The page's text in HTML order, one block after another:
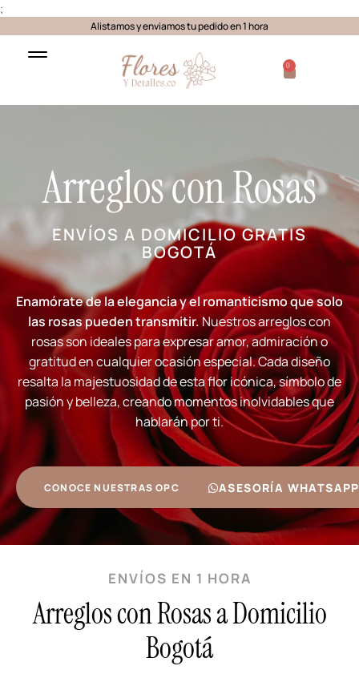
;
Alistamos y enviamos tu pedido en 1 hora
0
Arreglos con Rosas
ENVÍOS A DOMICILIO GRATIS
BOGOTÁ
Enamórate de la elegancia y el romanticismo que solo
las rosas pueden transmitir.Nuestros arreglos con
rosas son ideales para expresar amor, admiración o
gratitud en cualquier ocasión especial. Cada diseño
resalta la majestuosidad de esta flor icónica, símbolo de
pasión y belleza, creando momentos inolvidables que
hablarán por ti.
CONOCE NUESTRAS OPCIONES ASESORÍA WHATSAPP
Arreglos con Rosas a Domicilio
Bogotá
ENVÍOS EN 1 HORA